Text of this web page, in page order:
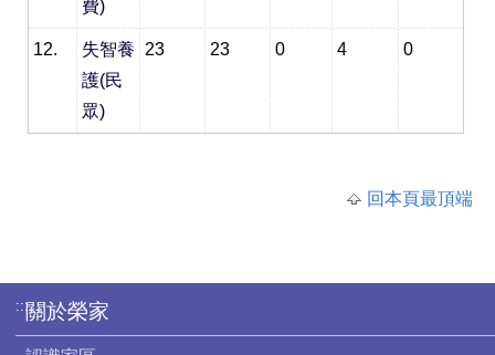
費)
12.
失智養
護(民
眾)
23 23 0 4 0
回本頁最頂端
:::關於榮家